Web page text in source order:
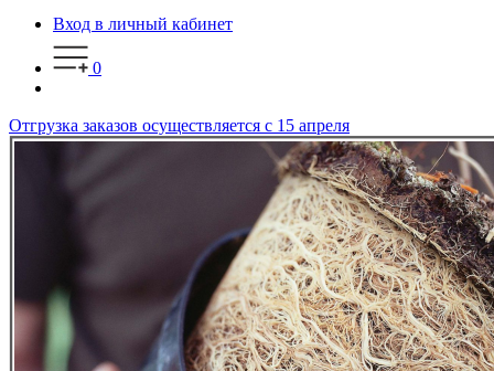
Вход в личный кабинет
0
Отгрузка заказов осуществляется с 15 апреля